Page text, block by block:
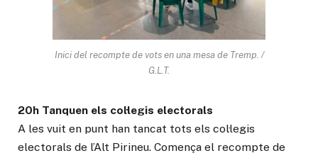
Inici del recompte de vots en una mesa de Tremp. /
G.L.T.
20h Tanquen els col·legis electorals
A les vuit en punt han tancat tots els col·legis
electorals de l’Alt Pirineu. Comença el recompte de